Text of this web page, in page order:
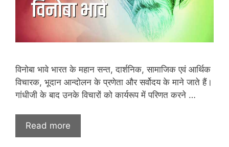
विनोबा भावे भारत के महान सन्त, दार्शनिक, सामाजिक एवं आर्थिक
विचारक, भूदान आन्दोलन के प्रणेता और सर्वोदय के माने जाते हैं।
गांधीजी के बाद उनके विचारों को कार्यरूप में परिणत करने …
Read more